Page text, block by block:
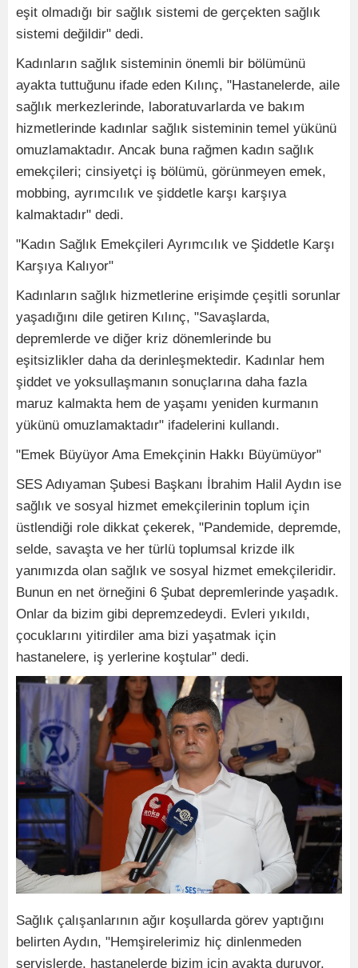
eşit olmadığı bir sağlık sistemi de gerçekten sağlık
sistemi değildir" dedi.
Kadınların sağlık sisteminin önemli bir bölümünü
ayakta tuttuğunu ifade eden Kılınç, "Hastanelerde, aile
sağlık merkezlerinde, laboratuvarlarda ve bakım
hizmetlerinde kadınlar sağlık sisteminin temel yükünü
omuzlamaktadır. Ancak buna rağmen kadın sağlık
emekçileri; cinsiyetçi iş bölümü, görünmeyen emek,
mobbing, ayrımcılık ve şiddetle karşı karşıya
kalmaktadır" dedi.
"Kadın Sağlık Emekçileri Ayrımcılık ve Şiddetle Karşı
Karşıya Kalıyor"
Kadınların sağlık hizmetlerine erişimde çeşitli sorunlar
yaşadığını dile getiren Kılınç, "Savaşlarda,
depremlerde ve diğer kriz dönemlerinde bu
eşitsizlikler daha da derinleşmektedir. Kadınlar hem
şiddet ve yoksullaşmanın sonuçlarına daha fazla
maruz kalmakta hem de yaşamı yeniden kurmanın
yükünü omuzlamaktadır" ifadelerini kullandı.
"Emek Büyüyor Ama Emekçinin Hakkı Büyümüyor"
SES Adıyaman Şubesi Başkanı İbrahim Halil Aydın ise
sağlık ve sosyal hizmet emekçilerinin toplum için
üstlendiği role dikkat çekerek, "Pandemide, depremde,
selde, savaşta ve her türlü toplumsal krizde ilk
yanımızda olan sağlık ve sosyal hizmet emekçileridir.
Bunun en net örneğini 6 Şubat depremlerinde yaşadık.
Onlar da bizim gibi depremzedeydi. Evleri yıkıldı,
çocuklarını yitirdiler ama bizi yaşatmak için
hastanelere, iş yerlerine koştular" dedi.
Sağlık çalışanlarının ağır koşullarda görev yaptığını
belirten Aydın, "Hemşirelerimiz hiç dinlenmeden
servislerde, hastanelerde bizim için ayakta duruyor.